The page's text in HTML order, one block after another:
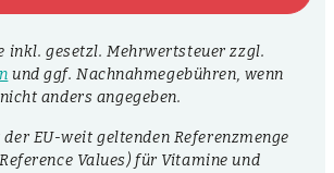
inkl. gesetzl. Mehrwertsteuer zzgl.
und ggf. Nachnahmegebühren, wenn
nicht anders angegeben.
EU-weit geltenden Referenzmenge
Values) für Vitamine und